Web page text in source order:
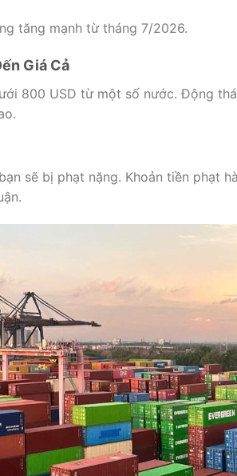
tăng mạnh từ tháng 7/2026.
Giá Cả
800 USD từ một số nước. Động
sẽ bị phạt nặng. Khoản tiền phạt